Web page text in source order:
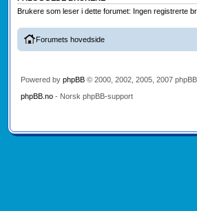
Brukere som leser i dette forumet: Ingen registrerte
Forumets hovedside
Powered by phpBB© 2000, 2002, 2005, 2007
phpBB.no- Norsk phpBB-support